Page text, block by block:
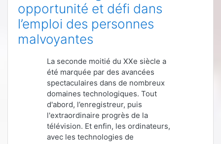
opportunité et défi dans
l’emploi des personnes
malvoyantes
La seconde moitié du XXe siècle a
été marquée par des avancées
spectaculaires dans de nombreux
domaines technologiques. Tout
d'abord, l’enregistreur, puis
l'extraordinaire progrès de la
télévision. Et enfin, les ordinateurs,
avec les technologies de